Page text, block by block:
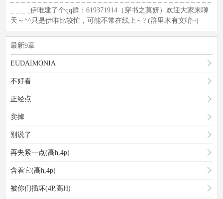
_ _ _ _伊唯建了个qq群：619371914（穿书之莫妍）欢迎大家来聊
天～^^只是伊唯比较忙，可能不常在线上～? (群里木有文唷~)
最新9章
EUDAIMONIA
不好看
正经点
卖掉
别说了
再夹紧一点(高h,4p)
含着它(高h,4p)
被你们插坏(4P,高H)